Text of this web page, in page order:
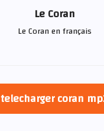
Le Coran
Le Coran en français
telecharger coran